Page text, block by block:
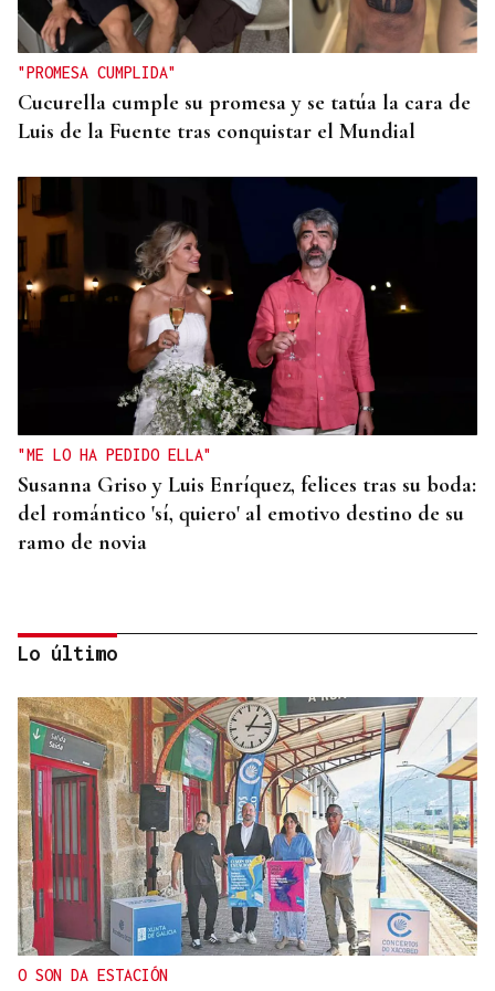
"PROMESA CUMPLIDA"
Cucurella cumple su promesa y se tatúa la cara de
Luis de la Fuente tras conquistar el Mundial
"ME LO HA PEDIDO ELLA"
Susanna Griso y Luis Enríquez, felices tras su boda:
del romántico 'sí, quiero' al emotivo destino de su
ramo de novia
QUEN CHO DIXO
¿Sabe usted que la reina Letizia hizo un guiño a
Ourense en la final del Mundial?
Lo último
O SON DA ESTACIÓN